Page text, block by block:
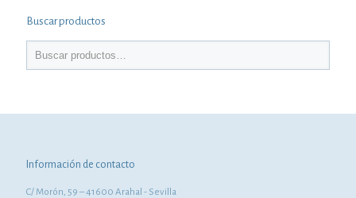
Buscar productos
Información de contacto
C/ Morón, 59 – 41600 Arahal - Sevilla